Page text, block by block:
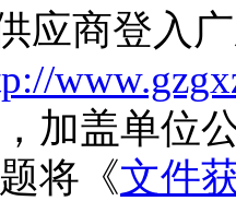
应商登入
加盖单位
将《文件